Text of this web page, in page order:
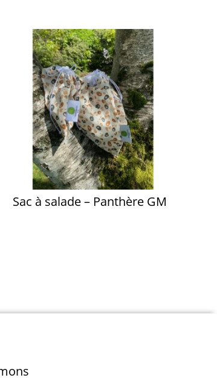
Sac à salade – Panthère GM